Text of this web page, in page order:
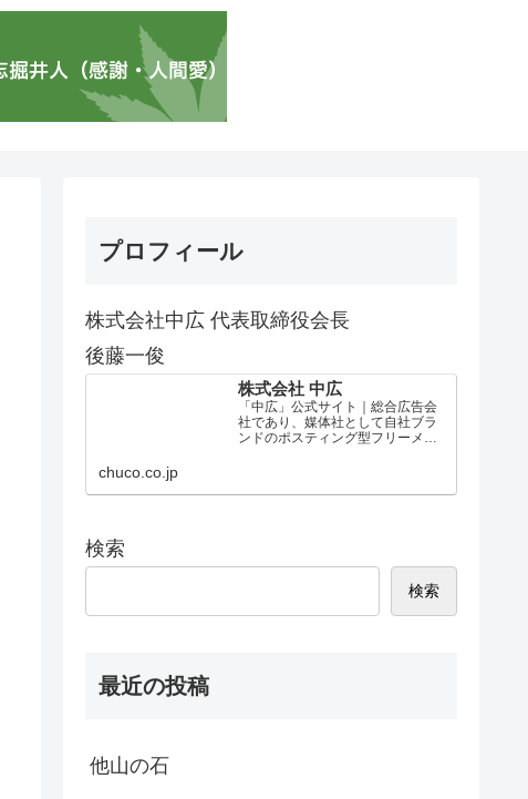
プロフィール
株式会社中広 代表取締役会長
後藤一俊
株式会社 中広
「中広」公式サイト｜総合広告会
社であり、媒体社として自社ブラ
ンドのポスティング型フリーメデ
chuco.co.jp
検索
検索
最近の投稿
他山の石